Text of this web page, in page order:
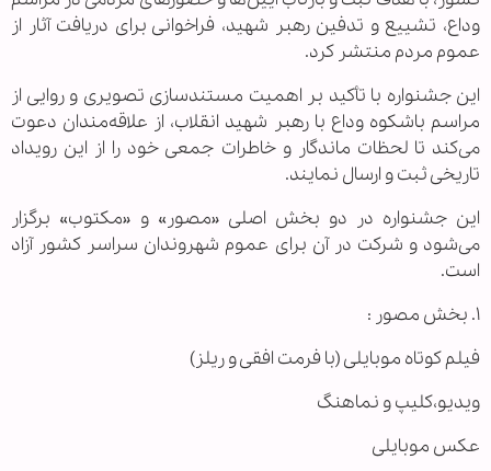
وداع، تشییع و تدفین رهبر شهید، فراخوانی برای دریافت آثار از
عموم مردم منتشر کرد.
این جشنواره با تأکید بر اهمیت مستندسازی تصویری و روایی از
مراسم باشکوه وداع با رهبر شهید انقلاب، از علاقه‌مندان دعوت
می‌کند تا لحظات ماندگار و خاطرات جمعی خود را از این رویداد
تاریخی ثبت و ارسال نمایند.
این جشنواره در دو بخش اصلی «مصور» و «مکتوب» برگزار
می‌شود و شرکت در آن برای عموم شهروندان سراسر کشور آزاد
است.
۱. بخش مصور :
فیلم کوتاه موبایلی (با فرمت افقی و ریلز)
ویدیو،کلیپ و نماهنگ
عکس موبایلی